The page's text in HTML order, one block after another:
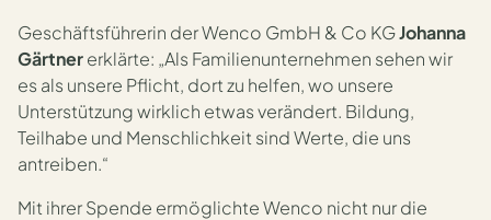
Geschäftsführerin der Wenco GmbH & Co KGJohanna
Gärtnererklärte: „Als Familienunternehmen sehen wir
es als unsere Pflicht, dort zu helfen, wo unsere
Unterstützung wirklich etwas verändert. Bildung,
Teilhabe und Menschlichkeit sind Werte, die uns
antreiben.“
Mit ihrer Spende ermöglichte Wenco nicht nur die